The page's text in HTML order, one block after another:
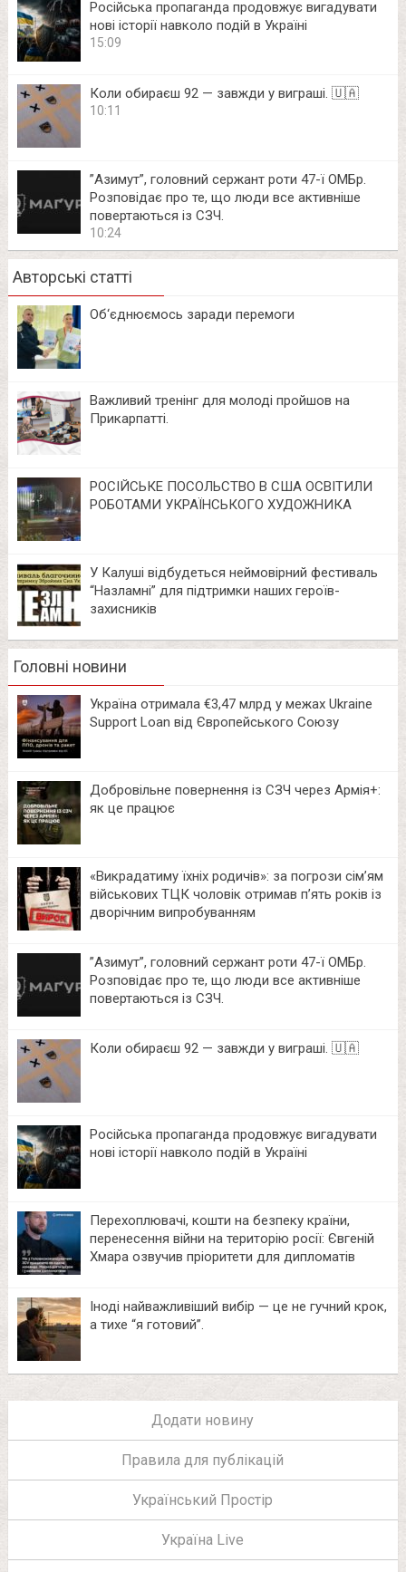
Російська пропаганда продовжує вигадувати
нові історії навколо подій в Україні
15:09
Коли обираєш 92 — завжди у виграші. 🇺🇦
10:11
⁨”Азимут”, головний сержант роти 47-ї ОМБр.
Розповідає про те, що люди все активніше
повертаються із СЗЧ.
10:24
Авторські статті
Об‘єднюємось заради перемоги
Важливий тренінг для молоді пройшов на
Прикарпатті.
РОСІЙСЬКЕ ПОСОЛЬСТВО В США ОСВІТИЛИ
РОБОТАМИ УКРАЇНСЬКОГО ХУДОЖНИКА
У Калуші відбудеться неймовірний фестиваль
“Назламні” для підтримки наших героїв-
захисників
Головні новини
Україна отримала €3,47 млрд у межах Ukraine
Support Loan від Європейського Союзу
Добровільне повернення із СЗЧ через Армія+:
як це працює
«Викрадатиму їхніх родичів»: за погрози сім’ям
військових ТЦК чоловік отримав п’ять років із
дворічним випробуванням
⁨”Азимут”, головний сержант роти 47-ї ОМБр.
Розповідає про те, що люди все активніше
повертаються із СЗЧ.
Коли обираєш 92 — завжди у виграші. 🇺🇦
Російська пропаганда продовжує вигадувати
нові історії навколо подій в Україні
Перехоплювачі, кошти на безпеку країни,
перенесення війни на територію росії: Євгеній
Хмара озвучив пріоритети для дипломатів
Іноді найважливіший вибір — це не гучний крок,
а тихе “я готовий”.
Додати новину
Правила для публікацій
Український Простір
Україна Live